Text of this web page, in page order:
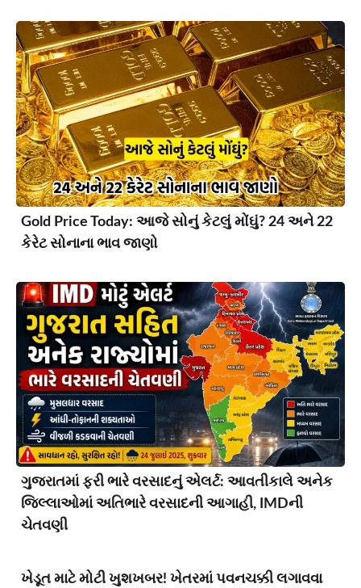
Gold Price Today: આજે સોનું કેટલું મોંઘું? 24 અને 22
કેરેટ સોનાના ભાવ જાણો
ગુજરાતમાં ફરી ભારે વરસાદનું એલર્ટ: આવતીકાલે અનેક
જિલ્લાઓમાં અતિભારે વરસાદની આગાહી, IMDની
ચેતવણી
ખેડૂત માટે મોટી ખુશખબર! ખેતરમાં પવનચક્કી લગાવવા